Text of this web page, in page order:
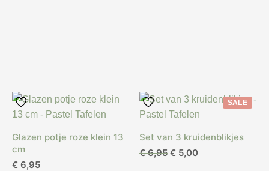
Glazen potje roze klein 13
cm
€ 6,95
SALE
Set van 3 kruidenblikjes
€6,95 Oorspronkelijke
€ 5,00Huidige